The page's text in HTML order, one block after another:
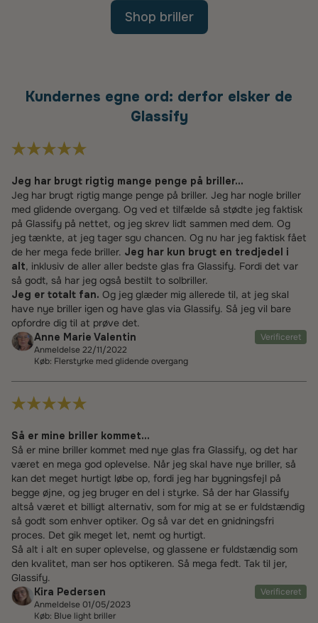
Shop briller
Kundernes egne ord: derfor elsker de
Glassify
Jeg har brugt rigtig mange penge på briller...
Jeg har brugt rigtig mange penge på briller. Jeg har nogle briller
med glidende overgang. Og ved et tilfælde så stødte jeg faktisk
på Glassify på nettet, og jeg skrev lidt sammen med dem. Og
jeg tænkte, at jeg tager sgu chancen. Og nu har jeg faktisk fået
de her mega fede briller. Jeg har kun brugt en tredjedel i
alt, inklusiv de aller aller bedste glas fra Glassify. Fordi det var
så godt, så har jeg også bestilt to solbriller.
Jeg er totalt fan. Og jeg glæder mig allerede til, at jeg skal
have nye briller igen og have glas via Glassify. Så jeg vil bare
opfordre dig til at prøve det.
Anne Marie Valentin
Verificeret
Anmeldelse 22/11/2022
Køb: Flerstyrke med glidende overgang
Så er mine briller kommet...
Så er mine briller kommet med nye glas fra Glassify, og det har
været en mega god oplevelse. Når jeg skal have nye briller, så
kan det meget hurtigt løbe op, fordi jeg har bygningsfejl på
begge øjne, og jeg bruger en del i styrke. Så der har Glassify
altså været et billigt alternativ, som for mig at se er fuldstændig
så godt som enhver optiker. Og så var det en gnidningsfri
proces. Det gik meget let, nemt og hurtigt.
Så alt i alt en super oplevelse, og glassene er fuldstændig som
den kvalitet, man ser hos optikeren. Så mega fedt. Tak til jer,
Glassify.
Kira Pedersen
Verificeret
Anmeldelse 01/05/2023
Køb: Blue light briller